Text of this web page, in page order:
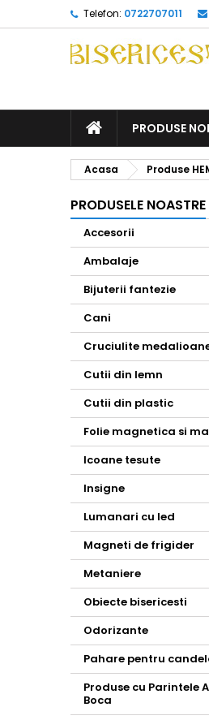
Telefon: 0722707011
ACASAPRODUSE NOI
Acasa Produse
PRODUSELE NOASTRE
Accesorii
Ambalaje
Bijuterii fantezie
Cani
Cruciulite
Cutii din lemn
Cutii din plastic
Folie magnetica si
Icoane tesute
Insigne
Lumanari cu led
Magneti de frigider
Metaniere
Obiecte bisericesti
Odorizante
Pahare pentru
Produse cu Parintele
Boca